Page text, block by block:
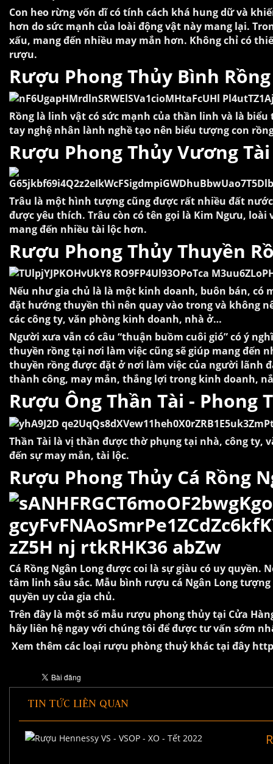
Con heo rừng vốn dĩ có tính cách khá hung dữ và
hơn do sức mạnh của loài động vật này mang lại.
xấu, mang đến nhiều may mắn hơn. Không chỉ có
rượu.
Rượu Phong Thủy Bình
Rồng là linh vật có sức mạnh của thần linh và là
tay nghệ nhân lành nghề tạo nên biểu tượng con
Rượu Phong Thủy Vương
Trâu là một hình tượng cũng được rất nhiều đất
được yêu thích. Trâu còn có tên gọi là Kim Ngưu,
mang đến nhiều tài lộc hơn.
Rượu Phong Thủy Thuyền
Nếu như gia chủ là là một kinh doanh, buôn bán,
đặt hướng thuyền thì nên quay vào trong và không
các công ty, văn phòng kinh doanh, nhà ở…
Người xưa vẫn có câu “thuận buồm cuôi gió” có ý
thuyền rồng tại nơi làm việc cũng sẽ giúp mang đến
thuyền rồng được đặt ở nơi làm việc của người lãnh
thành công, may mắn, thắng lợi trong kinh doanh,
Rượu Ông Thần Tài - Phong
Thần Tài là vị thần được thờ phụng tại nhà, công ty,
đến sự may mắn, tài lộc.
Rượu Phong Thủy Cá Rồng
Cá Rồng Ngân Long được coi là sự giàu có uy
tâm linh sâu sắc. Mẫu bình rượu cá Ngân Long
quyền uy của gia chủ.
Trên đây là một số mẫu rượu phong thủy tại Cửa
hãy liên hệ ngay với chúng tôi để được tư vấn sớm
Xem thêm các loại rượu phòng thuỷ khác tại đây
TIN TỨC LIÊN QUAN